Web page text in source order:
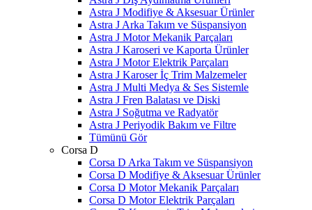
Astra J Modifiye & Aksesuar Ürünler
Astra J Arka Takım ve Süspansiyon
Astra J Motor Mekanik Parçaları
Astra J Karoseri ve Kaporta Ürünler
Astra J Motor Elektrik Parçaları
Astra J Karoser İç Trim Malzemeler
Astra J Multi Medya & Ses Sistemle
Astra J Fren Balatası ve Diski
Astra J Soğutma ve Radyatör
Astra J Periyodik Bakım ve Filtre
Tümünü Gör
Corsa D
Corsa D Arka Takım ve Süspansiyon
Corsa D Modifiye & Aksesuar Ürünler
Corsa D Motor Mekanik Parçaları
Corsa D Motor Elektrik Parçaları